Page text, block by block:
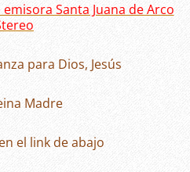
Santa Juana de Arco
para Dios, Jesús
Madre
el link de abajo